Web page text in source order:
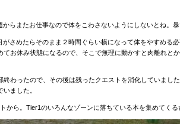
らまたお仕事なので体をこわさないようにしないとね。
さめたらそのまま２時間ぐらい横になって体をやすめる
お休み状態になるので、そこで無理に動かすと肉離れ
わったので、その後は残ったクエストを消化していま
ました。
から。Tier1のいろんなゾーンに落ちている本を集めてくる